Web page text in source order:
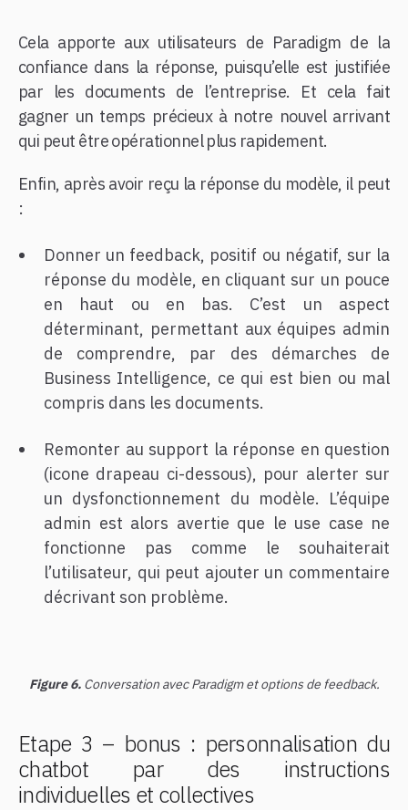
Cela apporte aux utilisateurs de Paradigm de la
confiance dans la réponse, puisqu’elle est justifiée
par les documents de l’entreprise. Et cela fait
gagner un temps précieux à notre nouvel arrivant
qui peut être opérationnel plus rapidement.
Enfin, après avoir reçu la réponse du modèle, il peut
:
Donner un feedback, positif ou négatif, sur la
réponse du modèle, en cliquant sur un pouce
en haut ou en bas. C’est un aspect
déterminant, permettant aux équipes admin
de comprendre, par des démarches de
Business Intelligence, ce qui est bien ou mal
compris dans les documents.
Remonter au support la réponse en question
(icone drapeau ci-dessous), pour alerter sur
un dysfonctionnement du modèle. L’équipe
admin est alors avertie que le use case ne
fonctionne pas comme le souhaiterait
l’utilisateur, qui peut ajouter un commentaire
décrivant son problème.
Figure 6. Conversation avec Paradigm et options de feedback.
Etape 3 – bonus : personnalisation du
chatbot par des instructions
individuelles et collectives